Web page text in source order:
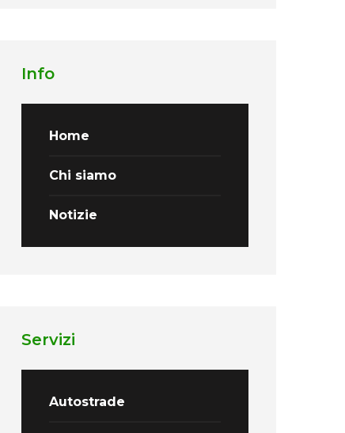
Info
Home
Chi siamo
Notizie
Servizi
Autostrade